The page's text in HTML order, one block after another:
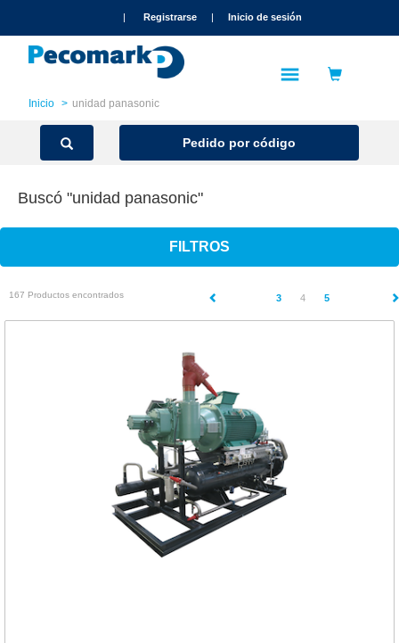
| Registrarse | Inicio de sesión
Inicio unidad panasonic
Pedido por código
Buscó "unidad panasonic"
FILTROS
167 Productos encontrados 3 4(current)
5